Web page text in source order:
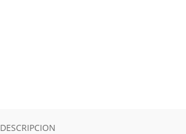
DESCRIPCION